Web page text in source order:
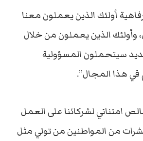
أولئك الذين يعملون معنا
وأولئك الذين يعملون من خلال
سيتحملون المسؤولية
في هذا المجال”.
امتناني لشركائنا على العمل
من المواطنين من تولي مثل